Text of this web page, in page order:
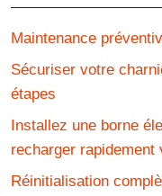
Maintenance
Sécuriser votre
étapes
Installez une borne
recharger rapidement
Réinitialisation